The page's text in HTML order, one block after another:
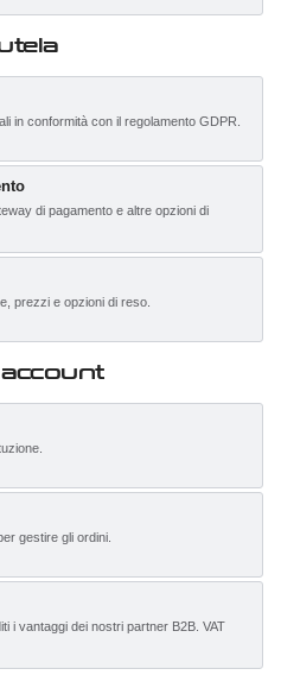
in conformità con il regolamento GDPR.
di pagamento e altre opzioni di
prezzi e opzioni di reso.
account
gestire gli ordini.
i vantaggi dei nostri partner B2B. VAT